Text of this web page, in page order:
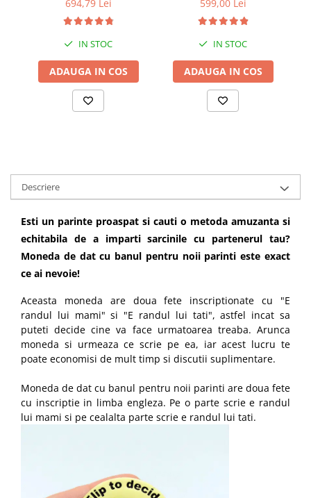
694,79 Lei
IN STOC
ADAUGA IN COS
599,00 Lei
IN STOC
ADAUGA IN COS
Descriere
Esti un parinte proaspat si cauti o metoda amuzanta si
echitabila de a imparti sarcinile cu partenerul tau?
Moneda de dat cu banul pentru noii parinti este exact
ce ai nevoie!
Aceasta moneda are doua fete inscriptionate cu "E
randul lui mami" si "E randul lui tati", astfel incat sa
puteti decide cine va face urmatoarea treaba. Arunca
moneda si urmeaza ce scrie pe ea, iar acest lucru te
poate economisi de mult timp si discutii suplimentare.
Moneda de dat cu banul pentru noii parinti are doua fete
cu inscriptie in limba engleza. Pe o parte scrie e randul
lui mami si pe cealalta parte scrie e randul lui tati.